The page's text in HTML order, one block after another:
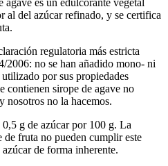
al del azúcar refinado, y se certifica
regulatoria más estricta
2006: no se han añadido mono- ni
por sus propiedades
contienen sirope de agave no
nosotros no la hacemos.
g de azúcar por 100 g. La
de fruta no pueden cumplir este
de forma inherente.